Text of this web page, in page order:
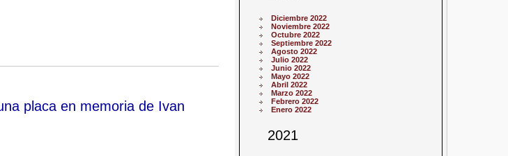
placa en memoria de Ivan
Diciembre 2022
Noviembre 2022
Octubre 2022
Septiembre 2022
Agosto 2022
Julio 2022
Junio 2022
Mayo 2022
Abril 2022
Marzo 2022
Febrero 2022
Enero 2022
2021